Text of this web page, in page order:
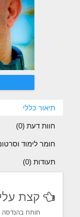
תיאור כללי
חוות דעת (0
)
חומר לימוד
תעודות (0)
קצת עלי
תותח בהנדסה